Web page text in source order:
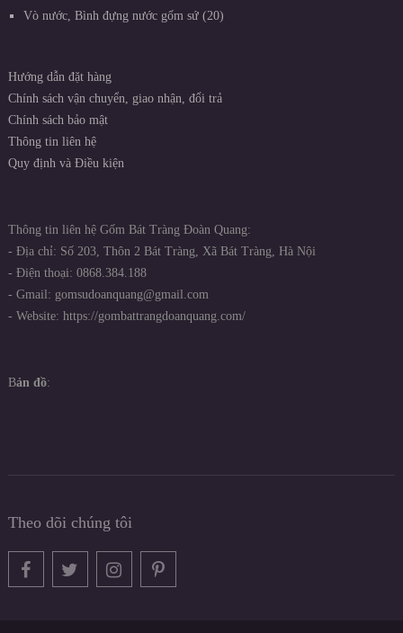
Vò nước, Bình đựng nước gốm sứ 20
Hướng dẫn đặt hàng
Chính sách vận chuyển, giao nhận, đổi trả
Chính sách bảo mật
Thông tin liên hệ
Quy định và Điều kiện
Thông tin liên hệ Gốm Bát Tràng Đoàn Quang:
- Địa chỉ: Số 203, Thôn 2 Bát Tràng, Xã Bát Tràng, Hà Nội
- Điện thoại: 0868.384.188
- Gmail: gomsudoanquang@gmail.com
- Website: https://gombattrangdoanquang.com/
Bản đồ:
Theo dõi chúng tôi